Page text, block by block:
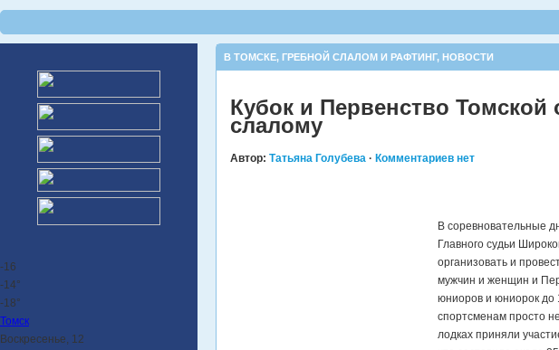
-16
-14°
-18°
Томск
Воскресенье, 12
В ТОМСКЕ, ГРЕБНОЙ СЛАЛОМ И РАФТИНГ, НОВОСТИ
Кубок и Первенство Томской
слалому
Автор: Татьяна Голубева · Комментариев нет
В соревновательные
Главного судьи
организовать и
мужчин и женщин и
юниоров и юниорок до
спортсменам просто
лодках приняли